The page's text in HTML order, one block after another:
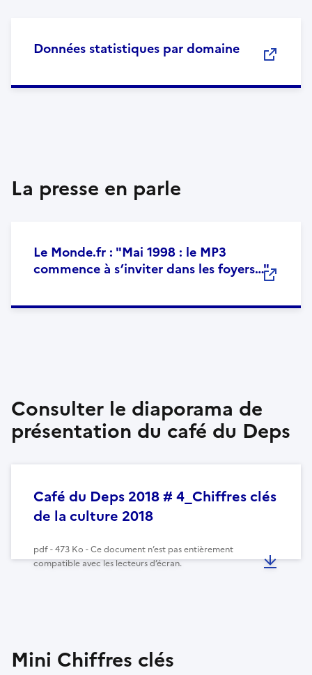
Données statistiques par domaine
La presse en parle
Le Monde.fr : "Mai 1998 : le MP3
commence à s’inviter dans les foyers…"
Consulter le diaporama de
présentation du café du Deps
Café du Deps 2018 # 4_Chiffres clés
de la culture 2018
pdf - 473 Ko - Ce document n’est pas entièrement
compatible avec les lecteurs d’écran.
Mini Chiffres clés